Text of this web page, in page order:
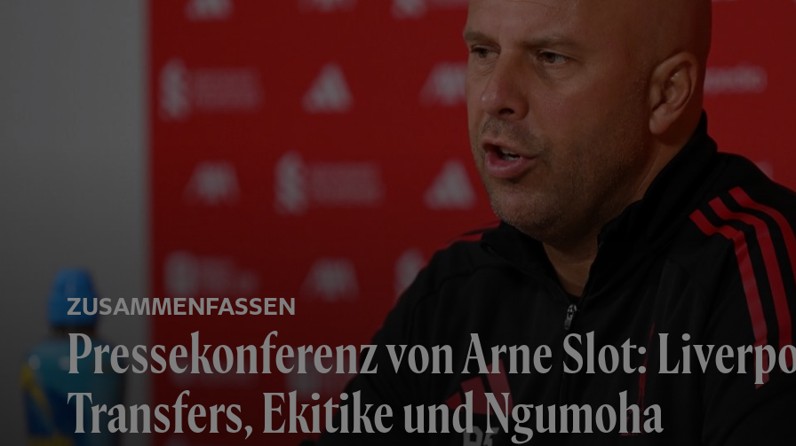
ZUSAMMENFASSEN
Pressekonferenz von Arne Slot:
Transfers, Ekitike und Ngumoha